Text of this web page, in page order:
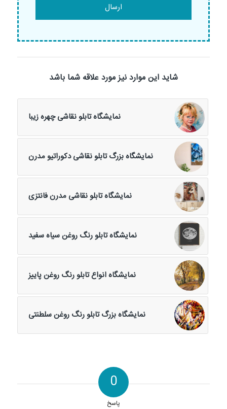
شاید این موارد نیز مورد علاقه شما باشد
نمایشگاه تابلو نقاشی چهره زیبا
نمایشگاه بزرگ تابلو نقاشی دکوراتیو مدرن
نمایشگاه تابلو نقاشی مدرن فانتزی
نمایشگاه تابلو رنگ روغن سیاه سفید
نمایشگاه انواع تابلو رنگ روغن پاییز
نمایشگاه بزرگ تابلو رنگ روغن سلطنتی
0
پاسخ